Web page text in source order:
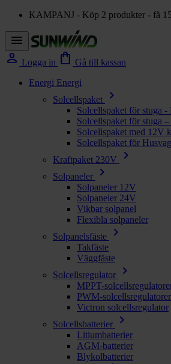
KAMPANJ - Köp 2 produkter - få
menu
person Logga in shopping_bag Gå till kassan
Energi Energi
Solcellspaket
chevron_right
Solcellspaket för stuga -
Solcellspaket för stuga
Solcellspaket med 12V
Solcellspaket för
Kraftpaket 230V
chevron_right
Solpaneler chevron_right
Solpaneler 12V
Solpaneler 24V
Vikbar solpanel
Flexibla solpaneler
Solpanelsfäste
chevron_right
Takfäste
Väggfäste
Solcellsregulator
chevron_right
MPPT-
PWM-solcellsregulatorer
Victron solcellsregulator
Solcellsbatterier
chevron_right
Litiumbatterier
AGM-batterier
Blykolbatterier